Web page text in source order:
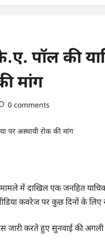
पॉल की
मांग
0 comments
मामले में दाखिल एक जनहित
कवरेज पर कुछ दिनों के लिए
जारी करते हुए सुनवाई की